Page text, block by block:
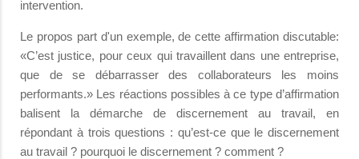
intervention.
Le propos part d'un exemple, de cette affirmation discutable:
«C’est justice, pour ceux qui travaillent dans une entreprise,
que de se débarrasser des collaborateurs les moins
performants.» Les réactions possibles à ce type d’affirmation
balisent la démarche de discernement au travail, en
répondant à trois questions : qu’est-ce que le discernement
au travail ? pourquoi le discernement ? comment ?